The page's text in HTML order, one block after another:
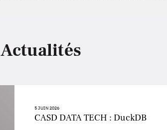
Actualités
5 JUIN 2026
CASD DATA TECH : DuckDB